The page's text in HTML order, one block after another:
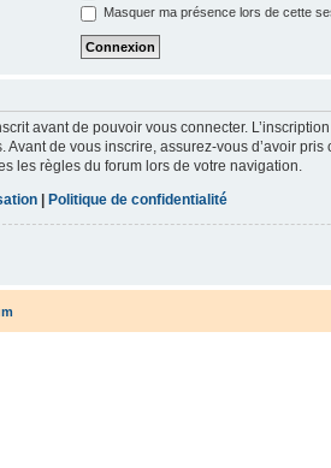
Masquer ma présence lors de cette
avant de pouvoir vous connecter.
Avant de vous inscrire, assurez-vous d’avoir
les règles du forum lors de votre navigation.
Politique de confidentialité